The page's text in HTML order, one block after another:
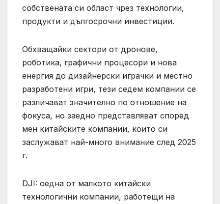
собствената си област чрез технологии,
продукти и дългосрочни инвестиции.
Обхващайки сектори от дронове,
роботика, графични процесори и нова
енергия до дизайнерски играчки и местно
разработени игри, тези седем компании се
различават значително по отношение на
фокуса, но заедно представляват според
мен китайските компании, които си
заслужават най-много внимание след 2025
г.
DJI: оедна от малкото китайски
технологични компании, работещи на